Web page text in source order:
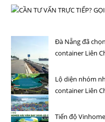
Đà Nẵng đã
container Liên
Lộ diện nhóm
container Liên
Tiến độ